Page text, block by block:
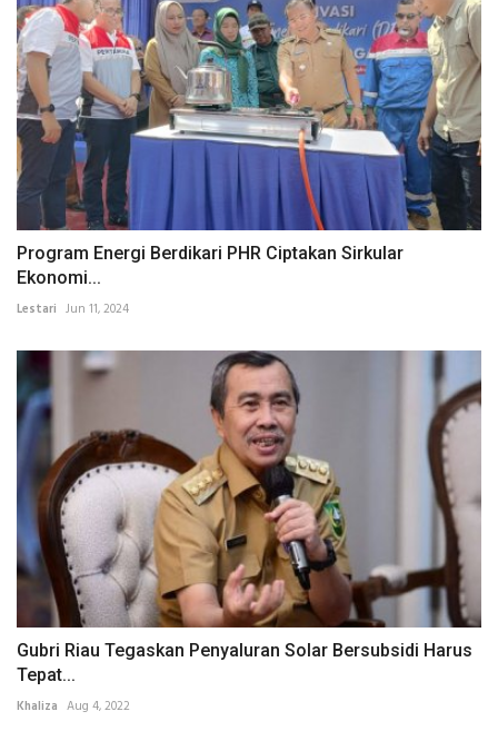
Program Energi Berdikari PHR Ciptakan Sirkular
Ekonomi...
Lestari Jun 11, 2024
Gubri Riau Tegaskan Penyaluran Solar Bersubsidi Harus
Tepat...
Khaliza Aug 4, 2022